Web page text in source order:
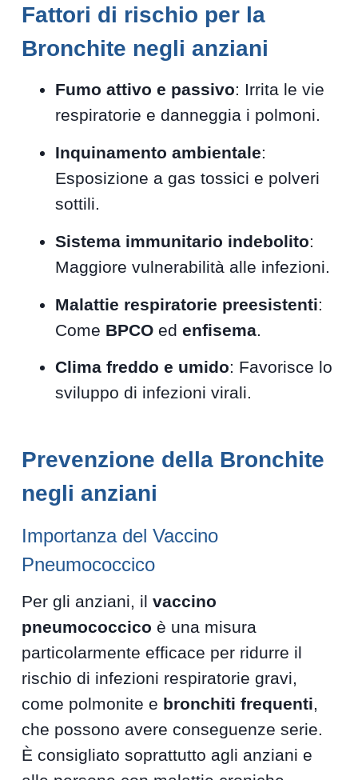
Fattori di rischio per la
Bronchite negli anziani
Fumo attivo e passivo: Irrita le vie
respiratorie e danneggia i polmoni.
Inquinamento ambientale:
Esposizione a gas tossici e polveri
sottili.
Sistema immunitario indebolito:
Maggiore vulnerabilità alle infezioni.
Malattie respiratorie preesistenti:
Come BPCO edenfisema
Clima freddo e umido: Favorisce lo
sviluppo di infezioni virali.
Prevenzione della Bronchite
negli anziani
Importanza del Vaccino
Pneumococcico
Per gli anziani, ilvaccino
pneumococcico è una misura
particolarmente efficace per ridurre il
rischio di infezioni respiratorie gravi,
come polmonite e bronchiti frequenti,
che possono avere conseguenze serie.
È consigliato soprattutto agli anziani e